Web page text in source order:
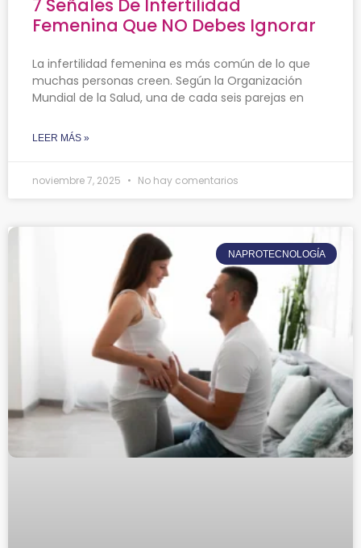
7 Señales De Infertilidad
Femenina Que NO Debes Ignorar
La infertilidad femenina es más común de lo que
muchas personas creen. Según la Organización
Mundial de la Salud, una de cada seis parejas en
LEER MÁS »
noviembre 7, 2025 No hay comentarios
NAPROTECNOLOGÍA